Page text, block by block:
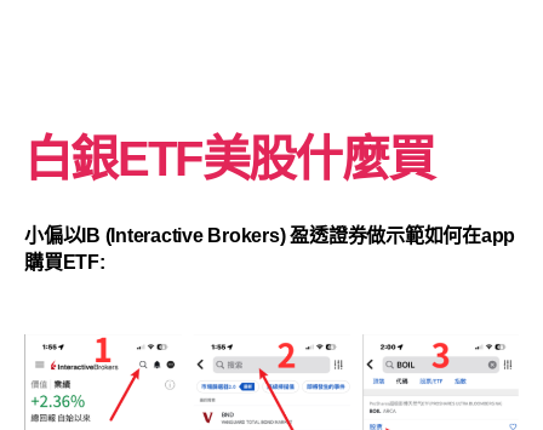
白銀ETF美股什麼買
小偏以IB (Interactive Brokers) 盈透證券做示範如何在app
購買ETF: